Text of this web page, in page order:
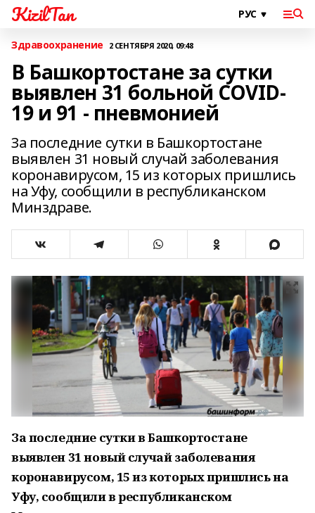
KizilTan
Здравоохранение 2 СЕНТЯБРЯ 2020, 09:48
В Башкортостане за сутки
выявлен 31 больной COVID-
19 и 91 - пневмонией
За последние сутки в Башкортостане
выявлен 31 новый случай заболевания
коронавирусом, 15 из которых пришлись
на Уфу, сообщили в республиканском
Минздраве.
За последние сутки в Башкортостане
выявлен 31 новый случай заболевания
коронавирусом, 15 из которых пришлись на
Уфу, сообщили в республиканском